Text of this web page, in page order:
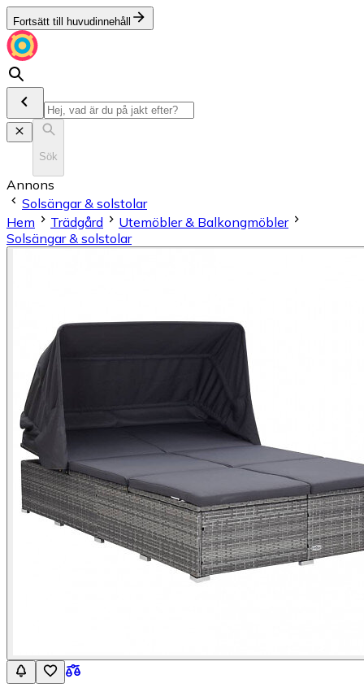
Fortsätt till huvudinnehåll
Sök
Annons
Solsängar & solstolar
Hem
Trädgård
Utemöbler & Balkongmöbler
Solsängar & solstolar